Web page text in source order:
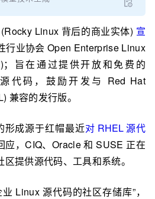
Linux 背后的商业实体) 宣
行业协会 Open Enterprise Linux
；旨在通过提供开放和免费的
源代码，鼓励开发与 Red Hat
兼容的发行版。
形成源于红帽最近对 RHEL 源代
应，CIQ、Oracle 和 SUSE 正在
提供源代码、工具和系统。
Linux 源代码的社区存储库”，